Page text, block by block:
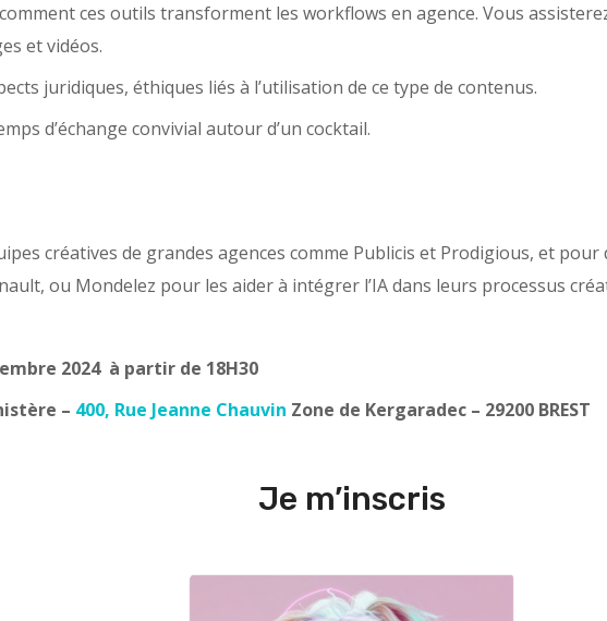
ces outils transforment les workflows en agence. Vous
et vidéos.
juridiques, éthiques liés à l’utilisation de ce type de contenus.
d’échange convivial autour d’un cocktail.
créatives de grandes agences comme Publicis et Prodigious, et
ou Mondelez pour les aider à intégrer l’IA dans leurs processus
2024 à partir de 18H30
– 400, Rue Jeanne Chauvin Zone de Kergaradec – 29200 BREST
Je m’inscris